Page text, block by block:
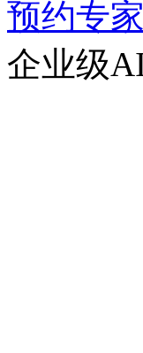
预约专
企业级